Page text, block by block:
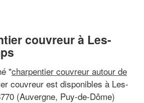
couvreur à Les-
"charpentier couvreur autour de
couvreur est disponibles à Les-
(Auvergne, Puy-de-Dôme)